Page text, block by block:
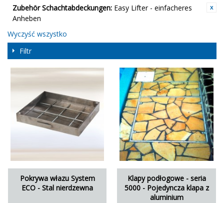
Zubehör Schachtabdeckungen: Easy Lifter - einfacheres
Anheben
Wyczyść wszystko
Filtr
Pokrywa włazu System
ECO - Stal nierdzewna
Klapy podłogowe - seria
5000 - Pojedyncza klapa z
aluminium